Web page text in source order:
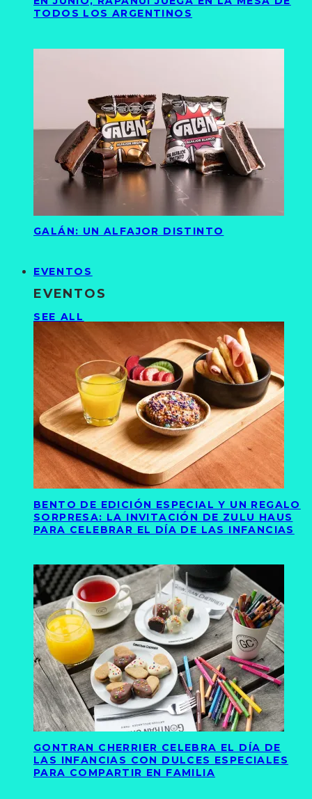
TODOS LOS ARGENTINOS
GALÁN: UN ALFAJOR DISTINTO
EVENTOS
EVENTOS
SEE ALL
BENTO DE EDICIÓN ESPECIAL Y UN REGALO
SORPRESA: LA INVITACIÓN DE ZULU HAUS
PARA CELEBRAR EL DÍA DE LAS INFANCIAS
GONTRAN CHERRIER CELEBRA EL DÍA DE
LAS INFANCIAS CON DULCES ESPECIALES
PARA COMPARTIR EN FAMILIA